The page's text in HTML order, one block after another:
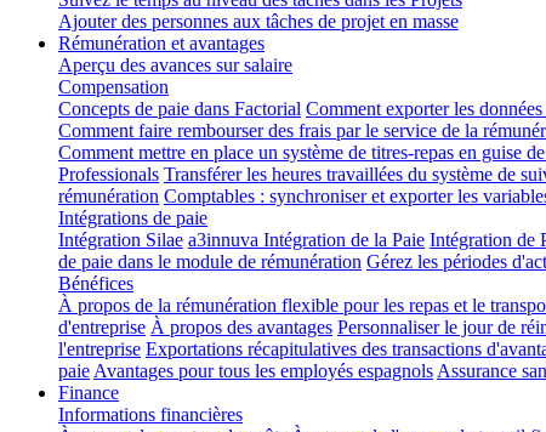
Ajouter des personnes aux tâches de projet en masse
Rémunération et avantages
Aperçu des avances sur salaire
Compensation
Concepts de paie dans Factorial Comment exporter les
Comment faire rembourser des frais par le service de la
Comment mettre en place un système de titres-repas en guise
Professionals Transférer les heures travaillées du système de
rémunération Comptables : synchroniser et exporter les
Intégrations de paie
Intégration Silae a3innuva Intégration de la Paie Intégration de
de paie dans le module de rémunération Gérez les périodes
Bénéfices
À propos de la rémunération flexible pour les repas et le
d'entreprise À propos des avantages Personnaliser le jour de
l'entreprise Exportations récapitulatives des transactions
paie Avantages pour tous les employés espagnols Assurance
Finance
Informations financières